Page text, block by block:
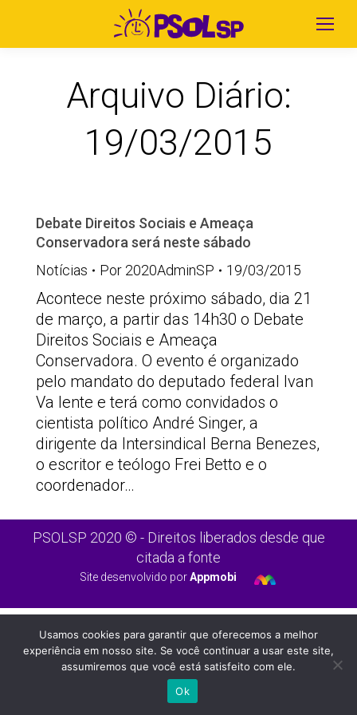
Arquivo Diário:
19/03/2015
Debate Direitos Sociais e Ameaça
Conservadora será neste sábado
Notícias
Por 2020AdminSP 19/03/2015
Acontece neste próximo sábado, dia 21
de março, a partir das 14h30 o Debate
Direitos Sociais e Ameaça
Conservadora. O evento é organizado
pelo mandato do deputado federal Ivan
Va lente e terá como convidados o
cientista político André Singer, a
dirigente da Intersindical Berna Benezes,
o escritor e teólogo Frei Betto e o
coordenador…
PSOLSP 2020 © - Direitos liberados desde que
citada a fonte
Site desenvolvido porAppmobi
Usamos cookies para garantir que oferecemos a melhor
experiência em nosso site. Se você continuar a usar este site,
assumiremos que você está satisfeito com ele.
Ok